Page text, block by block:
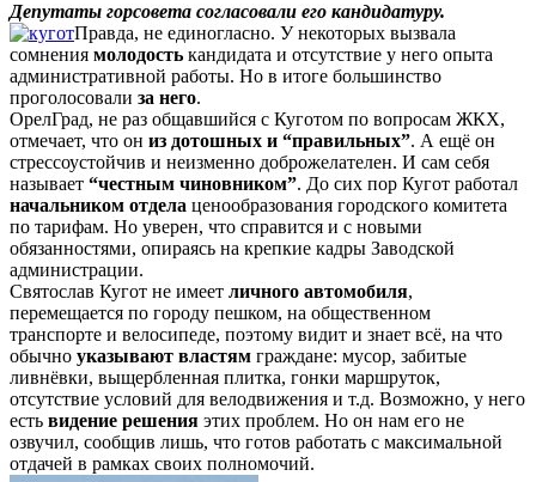
Депутаты горсовета согласовали его кандидатуру.
Правда, не единогласно. У некоторых вызвала
сомнения молодость кандидата и отсутствие у него опыта
административной работы. Но в итоге большинство
проголосовали за него.
ОрелГрад, не раз общавшийся с Куготом по вопросам ЖКХ,
отмечает, что он из дотошных и “правильных”. А ещё он
стрессоустойчив и неизменно доброжелателен. И сам себя
называет “честным чиновником”. До сих пор Кугот работал
начальником отдела ценообразования городского комитета
по тарифам. Но уверен, что справится и с новыми
обязанностями, опираясь на крепкие кадры Заводской
администрации.
Святослав Кугот не имеет личного автомобиля,
перемещается по городу пешком, на общественном
транспорте и велосипеде, поэтому видит и знает всё, на что
обычно указывают властям граждане: мусор, забитые
ливнёвки, выщербленная плитка, гонки маршруток,
отсутствие условий для велодвижения и т.д. Возможно, у него
есть видение решения этих проблем. Но он нам его не
озвучил, сообщив лишь, что готов работать с максимальной
отдачей в рамках своих полномочий.